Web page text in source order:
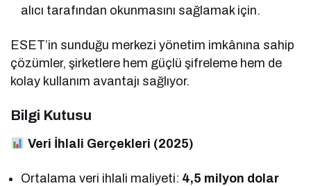
alıcı tarafından okunmasını sağlamak için.
ESET’in sunduğu merkezi yönetim imkânına sahip
çözümler, şirketlere hem güçlü şifreleme hem de
kolay kullanım avantajı sağlıyor.
Bilgi Kutusu
Veri İhlali Gerçekleri (2025)
Ortalama veri ihlali maliyeti: 4,5 milyon dolar